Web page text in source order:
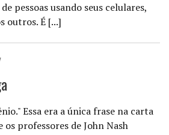
pessoas usando seus celulares,
outros. É [...]
Essa era a única frase na carta
os professores de John Nash